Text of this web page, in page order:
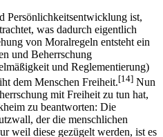
Persönlichkeitsentwicklung ist,
was dadurch eigentlich
von Moralregeln entsteht ein
und Beherrschung
und Reglementierung)
dem Menschen Freiheit.[14] Nun
mit Freiheit zu tun hat,
zu beantworten: Die
der die menschlichen
weil diese gezügelt werden, ist es